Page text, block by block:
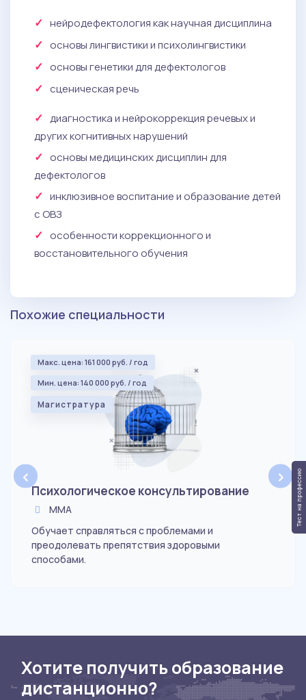
нейродефектология как научная дисциплина
основы лингвистики и психолингвистики
основы генетики для дефектологов
сценическая речь
диагностика и нейрокоррекция речевых и
других когнитивных нарушений
основы медицинских дисциплин для
дефектологов
инклюзивное воспитание и образование детей
с ОВЗ
особенности коррекционного и
восстановительного обучения
Похожие специальности
‹
Макс. цена: 161 000 руб. / год
Мин. цена: 140 000 руб. / год
Магистратура
Психологическое консультирование
ММА
Обучает справляться с проблемами и
преодолевать препятствия здоровыми
способами.
›
Хотите получить образование
дистанционно?
Тест на профессию